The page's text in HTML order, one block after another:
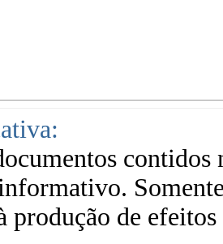
contidos
produção de